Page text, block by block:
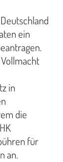
ein
in
die
für
an.